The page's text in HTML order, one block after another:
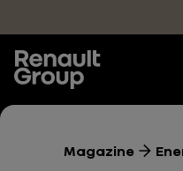
Magazine